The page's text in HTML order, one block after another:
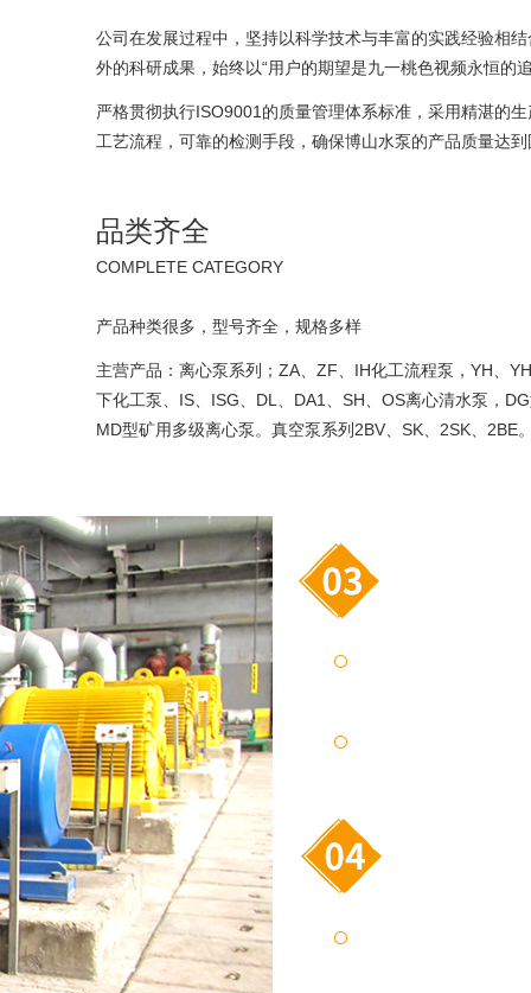
公司在发展过程中，坚持以科学技术与丰富的实践经验相
外的科研成果，始终以“用户的期望是九一桃色视频永恒的
严格贯彻执行ISO9001的质量管理体系标准，采用精湛的
工艺流程，可靠的检测手段，确保博山水泵的产品质量达
品类齐全
COMPLETE CATEGORY
产品种类很多，型号齐全，规格多样
主营产品：离心泵系列；ZA、ZF、IH化工流程泵，YH、
下化工泵、IS、ISG、DL、DA1、SH、OS离心清水泵，
MD型矿用多级离心泵。真空泵系列2BV、SK、2SK、2BE